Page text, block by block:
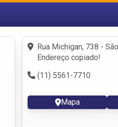
Fazer login
Criar conta
Rua Michigan, 738 -
Endereço copiado!
(11) 5561-7710
Mapa